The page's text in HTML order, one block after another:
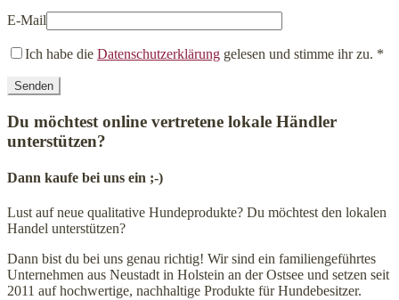
E-Mail
Ich habe die Datenschutzerklärung gelesen und stimme ihr zu. *
Du möchtest online vertretene lokale Händler
unterstützen?
Dann kaufe bei uns ein ;-)
Lust auf neue qualitative Hundeprodukte? Du möchtest den lokalen
Handel unterstützen?
Dann bist du bei uns genau richtig! Wir sind ein familiengeführtes
Unternehmen aus Neustadt in Holstein an der Ostsee und setzen seit
2011 auf hochwertige, nachhaltige Produkte für Hundebesitzer.